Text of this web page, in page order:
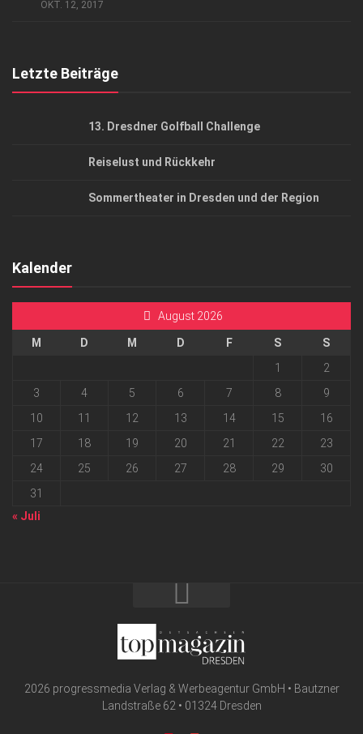
OKT. 12, 2017
Letzte Beiträge
13. Dresdner Golfball Challenge
Reiselust und Rückkehr
Sommertheater in Dresden und der Region
Kalender
August 2026
M D M D F S
S
1
2
3
4 5 6 7 8
9
10
11 12 13 14 15
16
17
18 19 20 21 22
23
24
25 26 27 28 29
30
31
« Juli
2026 progressmedia Verlag & Werbeagentur GmbH • Bautzner
Landstraße 62 • 01324 Dresden